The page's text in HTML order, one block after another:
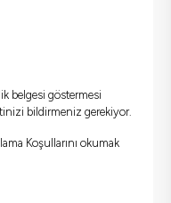
belgesi göstermesi
bildirmeniz gerekiyor.
Koşullarını okumak